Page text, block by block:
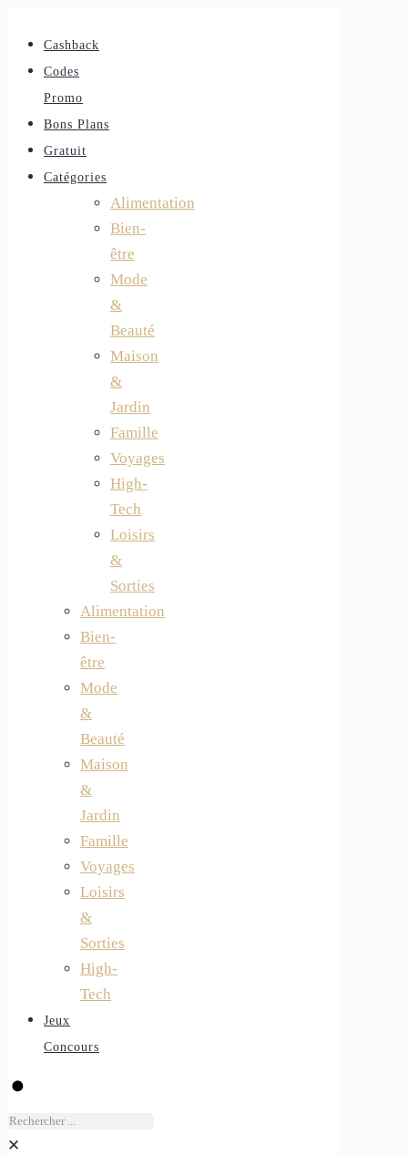
Cashback
Codes
Promo
Bons Plans
Gratuit
Catégories
Alimentation
Bien-
être
Mode
&
Beauté
Maison
&
Jardin
Famille
Voyages
High-
Tech
Loisirs
&
Sorties
Alimentation
Bien-
être
Mode
&
Beauté
Maison
&
Jardin
Famille
Voyages
Loisirs
&
Sorties
High-
Tech
Jeux
Concours
✕